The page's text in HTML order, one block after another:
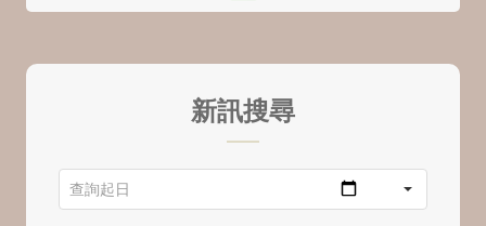
新訊搜尋